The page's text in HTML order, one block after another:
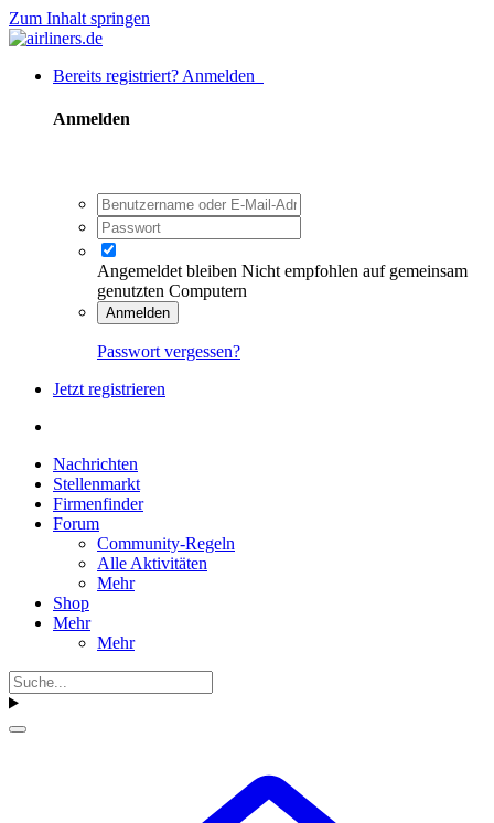
Zum Inhalt springen
Bereits registriert? Anmelden
Anmelden
Angemeldet bleiben Nicht empfohlen auf gemeinsam
genutzten Computern
Anmelden
Passwort vergessen?
Jetzt registrieren
Nachrichten
Stellenmarkt
Firmenfinder
Forum
Community-Regeln
Alle Aktivitäten
Mehr
Shop
Mehr
Mehr